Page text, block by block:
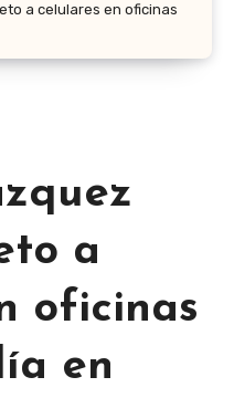
a celulares en oficinas
a
oficinas
en